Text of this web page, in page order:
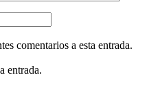
comentarios a esta entrada.
entrada.